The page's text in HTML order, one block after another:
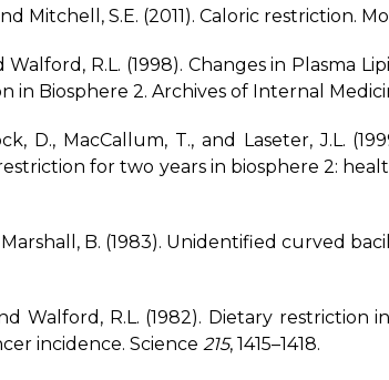
Mitchell, S.E. (2011). Caloric restriction.
Walford, R.L. (1998). Changes in Plasma
in Biosphere 2. Archives of Internal
D., MacCallum, T., and Laseter, J.L.
for two years in biosphere 2:
Marshall, B. (1983). Unidentified curved
Walford, R.L. (1982). Dietary
incidence. Science 215, 1415–1418.